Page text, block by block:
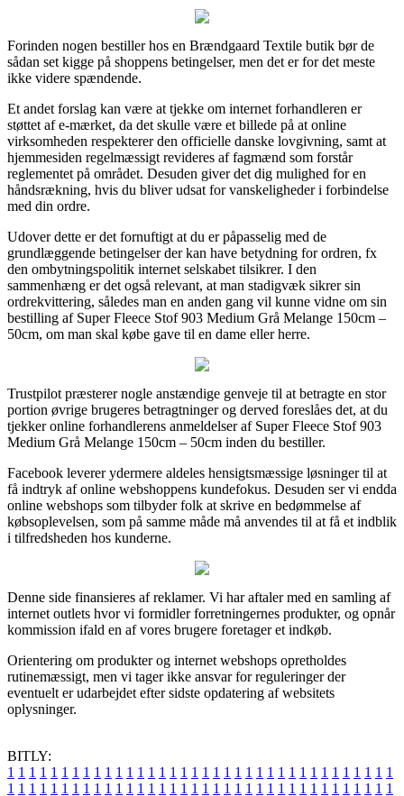
Forinden nogen bestiller hos en Brændgaard Textile butik bør de
sådan set kigge på shoppens betingelser, men det er for det meste
ikke videre spændende.
Et andet forslag kan være at tjekke om internet forhandleren er
støttet af e-mærket, da det skulle være et billede på at online
virksomheden respekterer den officielle danske lovgivning, samt at
hjemmesiden regelmæssigt revideres af fagmænd som forstår
reglementet på området. Desuden giver det dig mulighed for en
håndsrækning, hvis du bliver udsat for vanskeligheder i forbindelse
med din ordre.
Udover dette er det fornuftigt at du er påpasselig med de
grundlæggende betingelser der kan have betydning for ordren, fx
den ombytningspolitik internet selskabet tilsikrer. I den
sammenhæng er det også relevant, at man stadigvæk sikrer sin
ordrekvittering, således man en anden gang vil kunne vidne om sin
bestilling af Super Fleece Stof 903 Medium Grå Melange 150cm –
50cm, om man skal købe gave til en dame eller herre.
Trustpilot præsterer nogle anstændige genveje til at betragte en stor
portion øvrige brugeres betragtninger og derved foreslåes det, at du
tjekker online forhandlerens anmeldelser af Super Fleece Stof 903
Medium Grå Melange 150cm – 50cm inden du bestiller.
Facebook leverer ydermere aldeles hensigtsmæssige løsninger til at
få indtryk af online webshoppens kundefokus. Desuden ser vi endda
online webshops som tilbyder folk at skrive en bedømmelse af
købsoplevelsen, som på samme måde må anvendes til at få et indblik
i tilfredsheden hos kunderne.
Denne side finansieres af reklamer. Vi har aftaler med en samling af
internet outlets hvor vi formidler forretningernes produkter, og opnår
kommission ifald en af vores brugere foretager et indkøb.
Orientering om produkter og internet webshops opretholdes
rutinemæssigt, men vi tager ikke ansvar for reguleringer der
eventuelt er udarbejdet efter sidste opdatering af websitets
oplysninger.
BITLY:
1 1 1 1 1 1 1 1 1 1 1 1 1 1 1 1 1 1 1 1 1 1 1 1 1 1 1 1 1 1 1 1 1 1 1 1
1 1 1 1 1 1 1 1 1 1 1 1 1 1 1 1 1 1 1 1 1 1 1 1 1 1 1 1 1 1 1 1 1 1 1 1